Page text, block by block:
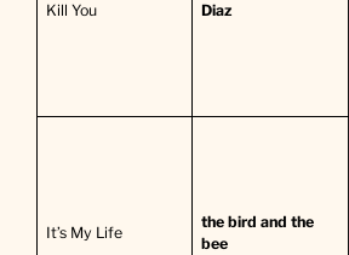
Kill You
Diaz
It’s My Life
the bird and the
bee